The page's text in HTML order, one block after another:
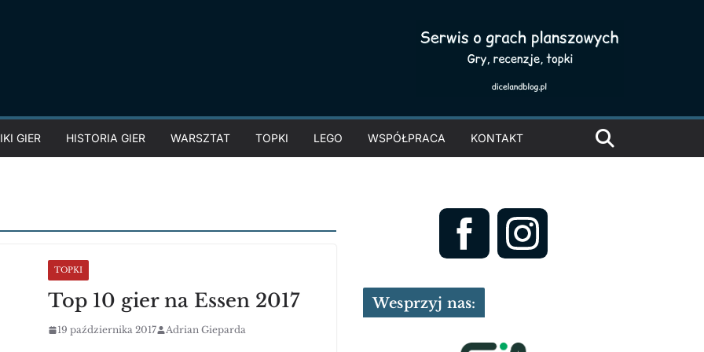
GIER HISTORIA GIER WARSZTAT TOPKI LEGO WSPÓŁPRACA KONTAKT
TOPKI
Top 10 gier na Essen 2017
19 października 2017 Adrian Gieparda
Wesprzyj nas: